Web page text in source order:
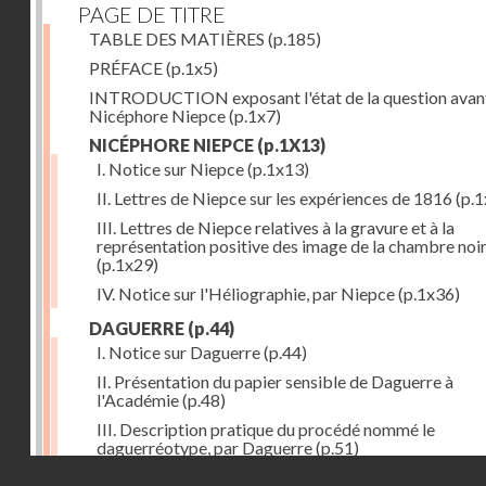
PAGE DE TITRE
TABLE DES MATIÈRES (p.185)
PRÉFACE(p.1x5)
INTRODUCTION exposant l'état de la question
Nicéphore Niepce(p.1x7)
NICÉPHORE NIEPCE (p.1X13)
I. Notice sur Niepce(p.1x13)
II. Lettres de Niepce sur les expériences de 1816
III. Lettres de Niepce relatives à la gravure et à la
représentation positive des image de la chambre
(p.1x29)
IV. Notice sur l'Héliographie, par Niepce(p.1x36)
DAGUERRE (p.44)
I. Notice sur Daguerre(p.44)
II. Présentation du papier sensible de Daguerre à
l'Académie(p.48)
III. Description pratique du procédé nommé le
daguerréotype, par Daguerre(p.51)